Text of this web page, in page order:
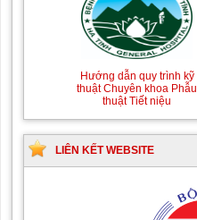
Hướng dẫn quy trình kỹ
thuật Chuyên khoa Phẫu
thuật Tiết niệu
LIÊN KẾT WEBSITE